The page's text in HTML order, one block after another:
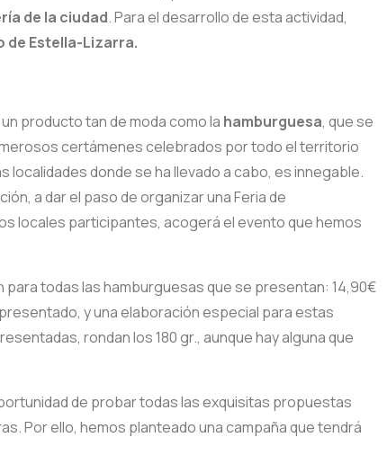
de la ciudad. Para el desarrollo de esta actividad,
de Estella-Lizarra.
producto tan de moda como la hamburguesa, que se
certámenes celebrados por todo el territorio
localidades donde se ha llevado a cabo, es innegable.
a dar el paso de organizar una Feria de
locales participantes, acogerá el evento que hemos
todas las hamburguesas que se presentan: 14,90€
y una elaboración especial para estas
rondan los 180 gr., aunque hay alguna que
de probar todas las exquisitas propuestas
Por ello, hemos planteado una campaña que tendrá